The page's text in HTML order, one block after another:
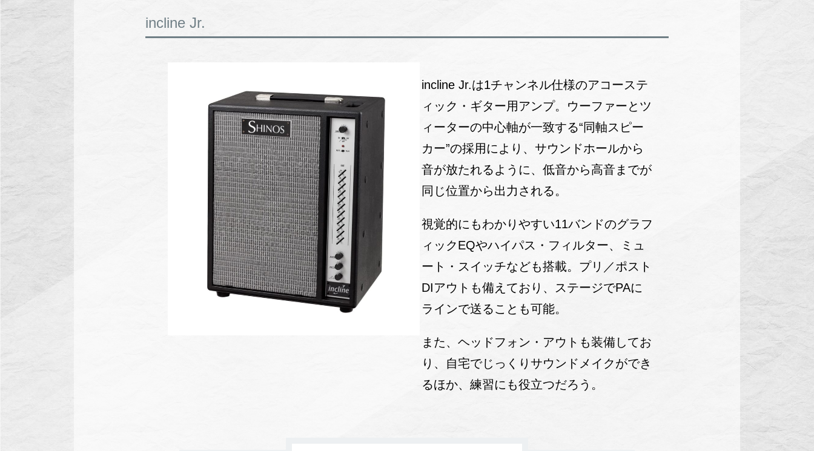
incline Jr.
incline Jr.は1チャンネル仕様のアコーステ
ィック・ギター用アンプ。ウーファーとツ
ィーターの中心軸が一致する“同軸スピー
カー”の採用により、サウンドホールから
音が放たれるように、低音から高音までが
同じ位置から出力される。
視覚的にもわかりやすい11バンドのグラフ
ィックEQやハイパス・フィルター、ミュ
ート・スイッチなども搭載。プリ／ポスト
DIアウトも備えており、ステージでPAに
ラインで送ることも可能。
また、ヘッドフォン・アウトも装備してお
り、自宅でじっくりサウンドメイクができ
るほか、練習にも役立つだろう。